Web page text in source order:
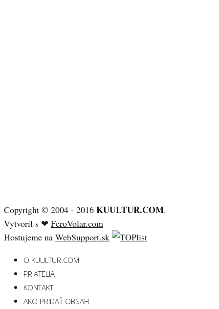
Copyright © 2004 - 2016 KUULTUR.COM.
Vytvoril s ❤ FeroVolar.com
Hostujeme na WebSupport.sk
O KUULTUR.COM
PRIATELIA
KONTAKT
AKO PRIDAŤ OBSAH